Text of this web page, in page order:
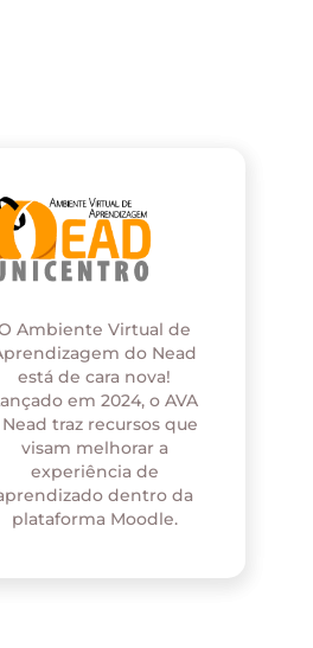
Ambiente Virtual de
do Nead
está de cara nova!
em 2024, o AVA
Nead traz recursos que
visam melhorar a
experiência de
dentro da
plataforma Moodle.